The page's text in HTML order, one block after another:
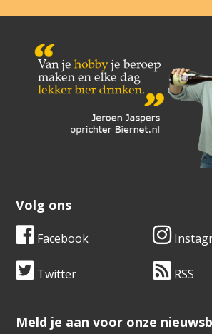
Volg ons
Facebook
Twitter RSS
​​​​​​​Meld je aan voor onze